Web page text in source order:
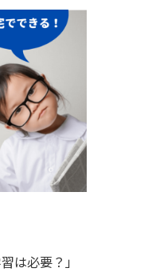
は必要？」